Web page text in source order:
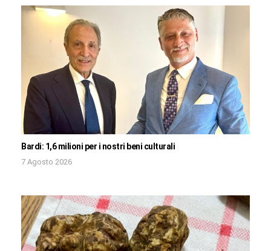
Bardi: 1,6 milioni per i nostri beni culturali
7 Agosto 2026